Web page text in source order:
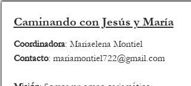
Caminando con Jesús y María
Coordinadora: Mariaelena Montiel
Contacto: mariamontiel722@gmail.com